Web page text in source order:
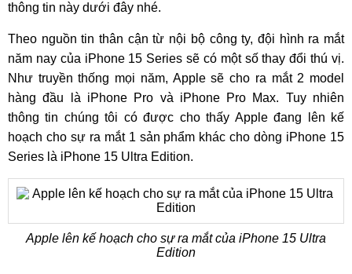
thông tin này dưới đây nhé.
Theo nguồn tin thân cận từ nội bộ công ty, đội hình ra mắt
năm nay của iPhone 15 Series sẽ có một số thay đổi thú vị.
Như truyền thống mọi năm, Apple sẽ cho ra mắt 2 model
hàng đầu là iPhone Pro và iPhone Pro Max. Tuy nhiên
thông tin chúng tôi có được cho thấy Apple đang lên kế
hoạch cho sự ra mắt 1 sản phẩm khác cho dòng iPhone 15
Series là iPhone 15 Ultra Edition.
Apple lên kế hoạch cho sự ra mắt của iPhone 15 Ultra
Edition